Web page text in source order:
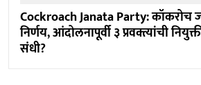
Cockroach Janata Party: कॉकरोच
निर्णय, आंदोलनापूर्वी ३ प्रवक्त्यांची
संधी?